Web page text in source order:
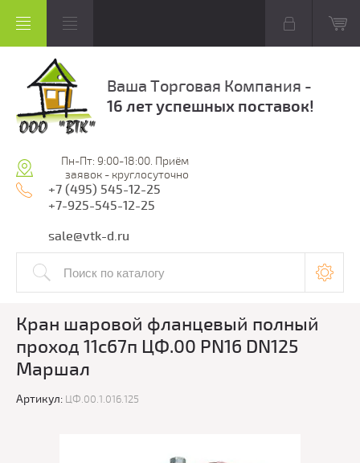
Ваша Торговая Компания -
16 лет успешных поставок!
Пн-Пт: 9:00-18:00. Приём
заявок - круглосуточно
+7 (495) 545-12-25
+7-925-545-12-25
sale@vtk-d.ru
Кран шаровой фланцевый полный
проход 11с67п ЦФ.00 PN16 DN125
Маршал
Артикул: ЦФ.00.1.016.125